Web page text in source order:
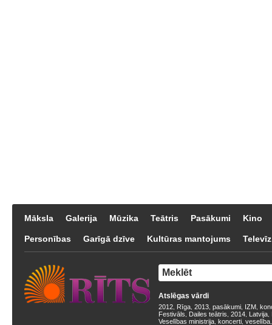
Māksla Galerija Mūzika Teātris Pasākumi Kino
Personības Garīgā dzīve Kultūras mantojums
Atslēgas vārdi
2012 Rīga 2013 pasākumi IZM
Festivāls
Dailes teātris 2014 Latvija
Veselības ministrija koncerti veselība